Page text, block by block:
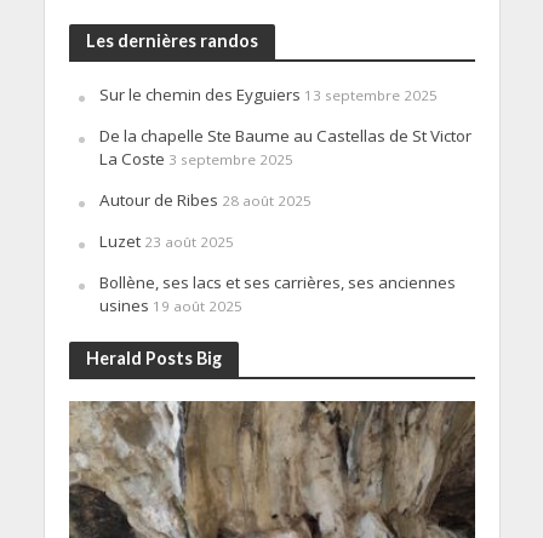
Les dernières randos
Sur le chemin des Eyguiers 13 septembre 2025
De la chapelle Ste Baume au Castellas de St Victor
La Coste 3 septembre 2025
Autour de Ribes 28 août 2025
Luzet 23 août 2025
Bollène, ses lacs et ses carrières, ses anciennes
usines 19 août 2025
Herald Posts Big